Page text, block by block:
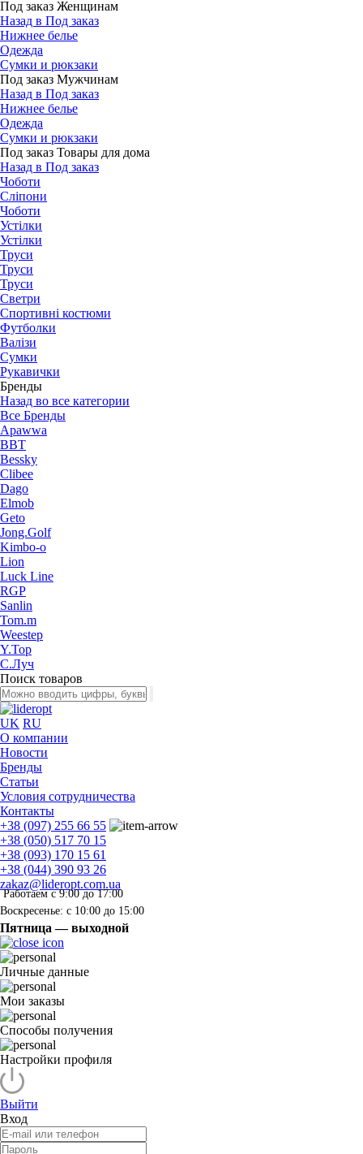
Под заказ Женщинам
Назад в Под заказ
Нижнее белье
Одежда
Сумки и рюкзаки
Под заказ Мужчинам
Назад в Под заказ
Нижнее белье
Одежда
Сумки и рюкзаки
Под заказ Товары для дома
Назад в Под заказ
Чоботи
Сліпони
Чоботи
Устілки
Устілки
Труси
Труси
Труси
Светри
Спортивні костюми
Футболки
Валізи
Сумки
Рукавички
Бренды
Назад во все категории
Все Бренды
Apawwa
BBT
Bessky
Clibee
Dago
Elmob
Geto
Jong.Golf
Kimbo-o
Lion
Luck Line
RGP
Sanlin
Tom.m
Weestep
Y.Top
С.Луч
Поиск товаров
UK RU
О компании
Новости
Бренды
Статьи
Условия сотрудничества
Контакты
+38 (097) 255 66 55
+38 (050) 517 70 15
+38 (093) 170 15 61
+38 (044) 390 93 26
zakaz@lideropt.com.ua
Работаем с 9:00 до 17:00
Воскресенье: с 10:00 до 15:00
Пятница — выходной
Личные данные
Мои заказы
Способы получения
Настройки профиля
Выйти
Вход